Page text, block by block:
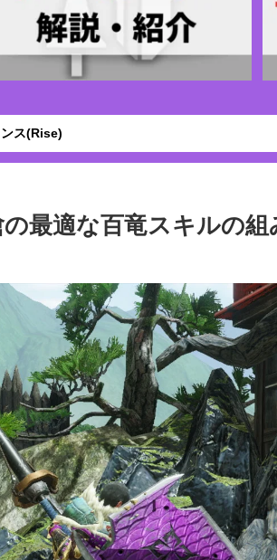
ス(Rise)
最適な百竜スキルの組